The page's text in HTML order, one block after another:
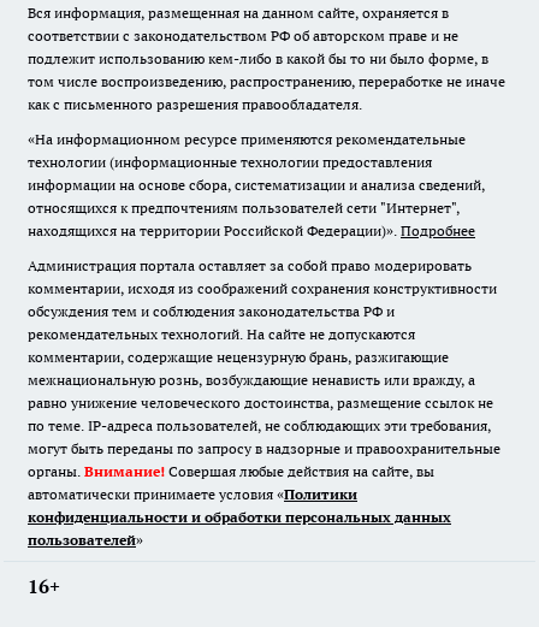
Вся информация, размещенная на данном сайте, охраняется в
соответствии с законодательством РФ об авторском праве и не
подлежит использованию кем-либо в какой бы то ни было форме, в
том числе воспроизведению, распространению, переработке не иначе
как с письменного разрешения правообладателя.
«На информационном ресурсе применяются рекомендательные
технологии (информационные технологии предоставления
информации на основе сбора, систематизации и анализа сведений,
относящихся к предпочтениям пользователей сети "Интернет",
находящихся на территории Российской Федерации)». Подробнее
Администрация портала оставляет за собой право модерировать
комментарии, исходя из соображений сохранения конструктивности
обсуждения тем и соблюдения законодательства РФ и
рекомендательных технологий. На сайте не допускаются
комментарии, содержащие нецензурную брань, разжигающие
межнациональную рознь, возбуждающие ненависть или вражду, а
равно унижение человеческого достоинства, размещение ссылок не
по теме. IP-адреса пользователей, не соблюдающих эти требования,
могут быть переданы по запросу в надзорные и правоохранительные
органы. Внимание! Совершая любые действия на сайте, вы
автоматически принимаете условия «Политики
конфиденциальности и обработки персональных данных
пользователей»
16+